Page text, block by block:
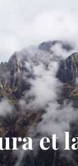
et